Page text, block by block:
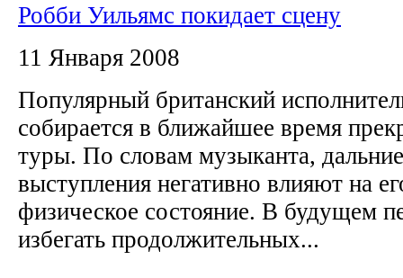
Робби Уильямс покидает сцену
11 Января 2008
Популярный британский
собирается в ближайшее время
туры. По словам музыканта,
выступления негативно влияют на
физическое состояние. В будущем
избегать продолжительных...